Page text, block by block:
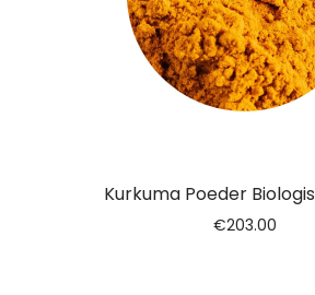
Kurkuma Poeder
€203.00